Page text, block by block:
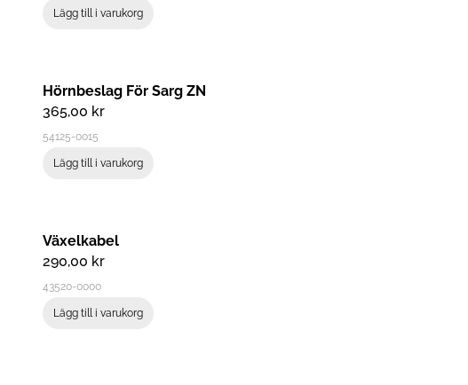
Lägg till i varukorg
54125-0015
Hörnbeslag För Sarg ZN
365,00 kr
Lägg till i varukorg
43520-0000
Växelkabel
290,00 kr
Lägg till i varukorg